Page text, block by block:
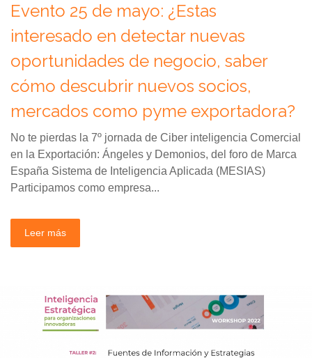
Evento 25 de mayo: ¿Estas
interesado en detectar nuevas
oportunidades de negocio, saber
cómo descubrir nuevos socios,
mercados como pyme exportadora?
No te pierdas la 7º jornada de Ciber inteligencia Comercial
en la Exportación: Ángeles y Demonios, del foro de Marca
España Sistema de Inteligencia Aplicada (MESIAS)
Participamos como empresa...
Leer más